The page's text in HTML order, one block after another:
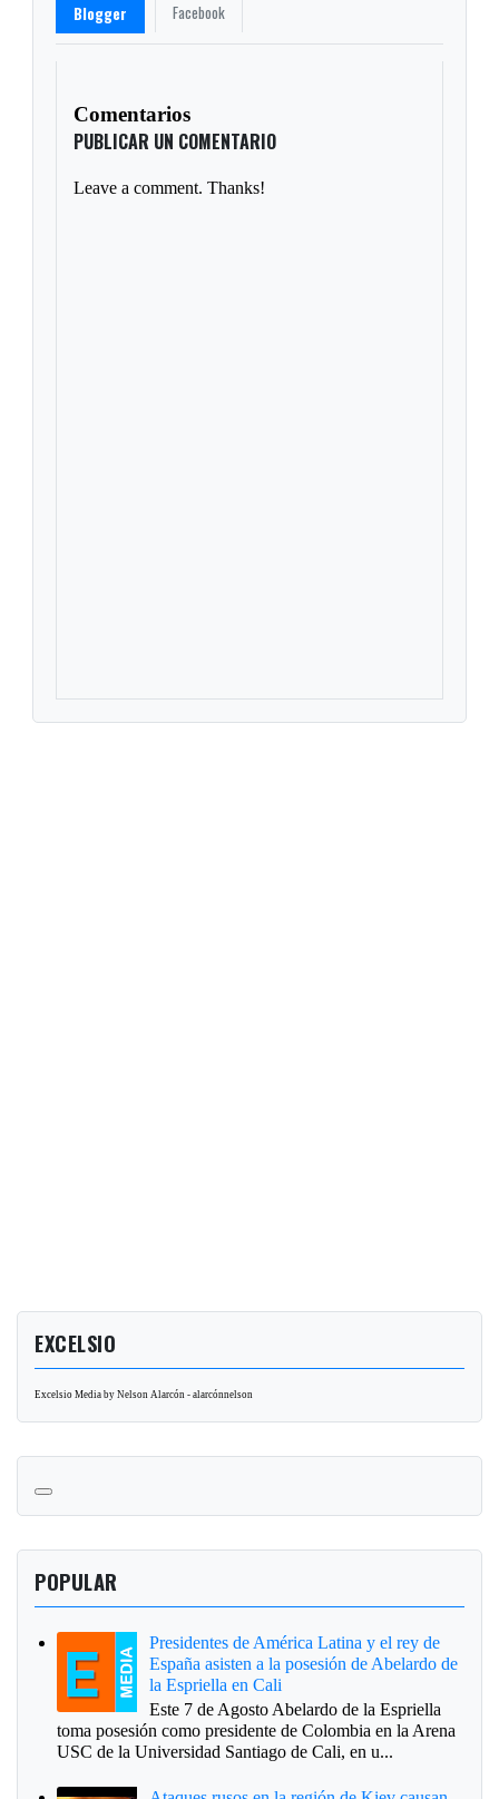
Blogger Facebook
Comentarios
PUBLICAR UN COMENTARIO
Leave a comment. Thanks!
EXCELSIO
Excelsio Media by Nelson Alarcón - alarcónnelson
POPULAR
Presidentes de América Latina y el rey de
España asisten a la posesión de Abelardo de
la Espriella en Cali
Este 7 de Agosto Abelardo de la Espriella
toma posesión como presidente de Colombia en la Arena
USC de la Universidad Santiago de Cali, en u...